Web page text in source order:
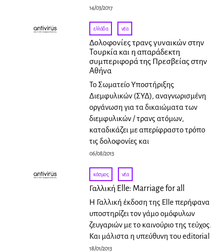
14/03/2017
ελλάδα · νέα
Δολοφονίες τρανς γυναικών στην
Τουρκία και η απαράδεκτη
συμπεριφορά της Πρεσβείας στην
Αθήνα
Το Σωματείο Υποστήριξης
Διεμφυλικών (ΣΥΔ), αναγνωρισμένη
οργάνωση για τα δικαιώματα των
διεμφυλικών / τρανς ατόμων,
καταδικάζει με απερίφραστο τρόπο
τις δολοφονίες και
06/08/2013
κόσμος · νέα
Γαλλική Elle: Marriage for all
Η Γαλλική έκδοση της Elle περήφανα
υποστηρίζει τον γάμο ομόφυλων
ζευγαριών με το καινούριο της τεύχος.
Και μάλιστα η υπεύθυνη του editorial
18/01/2013